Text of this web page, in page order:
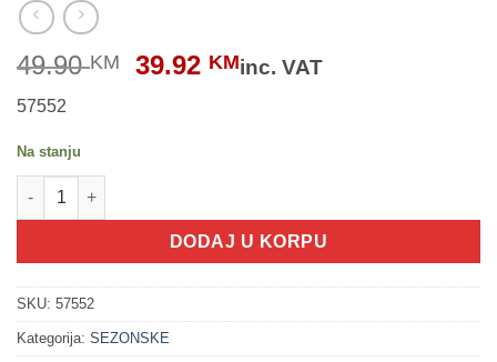
49.90KM
Original
39.92 KMCurrent
inc. VAT
57552
Na stanju
200141 Jednorog za vodu na naduvavanje (163x86x79cm)
DODAJ U KORPU
SKU: 57552
Kategorija: SEZONSKE